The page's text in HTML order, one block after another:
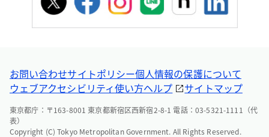
お問い合わせサイトポリシー個人情報の保護について
ウェブアクセシビリティ使い方ヘルプ サイトマップ
東京都庁：〒163-8001 東京都新宿区西新宿2-8-1 電話：03-5321-1111（代
表）
Copyright (C) Tokyo Metropolitan Government. All Rights Reserved.